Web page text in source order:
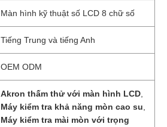
Màn hình kỹ thuật số LCD 8 chữ số
Tiếng Trung và tiếng Anh
OEM ODM
Akron thấm thử với màn hình LCD
Máy kiểm tra khả năng mòn cao su
Máy kiểm tra mài mòn với trọng